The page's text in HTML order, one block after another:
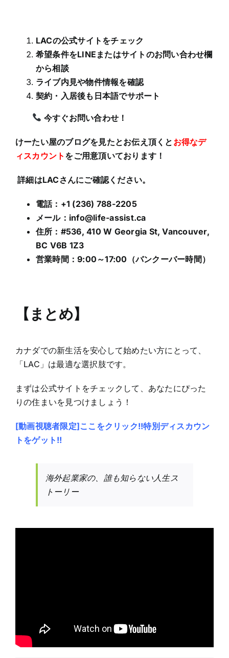
LACの公式サイト をチェック
希望条件をLINEまたはサイトのお問い合わせ欄
から相談
ライブ内見や物件情報を確認
契約・入居後も日本語でサポー ト
今すぐお問い合わせ ！
けーたい屋のブログを見たとお伝え頂くと お得なデ
ィスカウント をご用意頂いております！
詳細はLACさんにご確認ください。
電話：+1 (236) 788-2205
メール： info@life-assist.ca
住所：#536, 410 W Georgia St, Vancouver,
BC V6B 1Z3
営業時間：9:00～17:00（バンクーバー時間）
【まとめ】
カナダでの新生活を安心して始めたい方にとって、
「LAC」は最適な選択肢です。
まずは公式サイトをチェックして、あなたにぴった
りの住まいを見つけましょう！
[動画視聴者限定]ここをクリック!!特別ディスカウン
トをゲット!!
海外起業家の、誰も知らない人生ス
トーリー